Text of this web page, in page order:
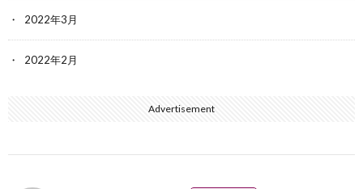
2022年3月
2022年2月
Advertisement